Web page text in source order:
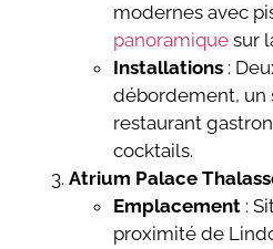
modernes avec
panoramique sur
Installations :
débordement, un
restaurant
cocktails.
Atrium Palace
Emplacement :
proximité de